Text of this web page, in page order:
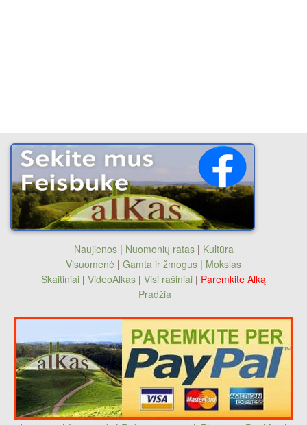
Naujienos| Nuomonių ratas| Kultūra
Visuomenė | Gamta ir žmogus | Mokslas
Skaitiniai | VideoAlkas | Visi rašiniai | Paremkite Alką
Pradžia